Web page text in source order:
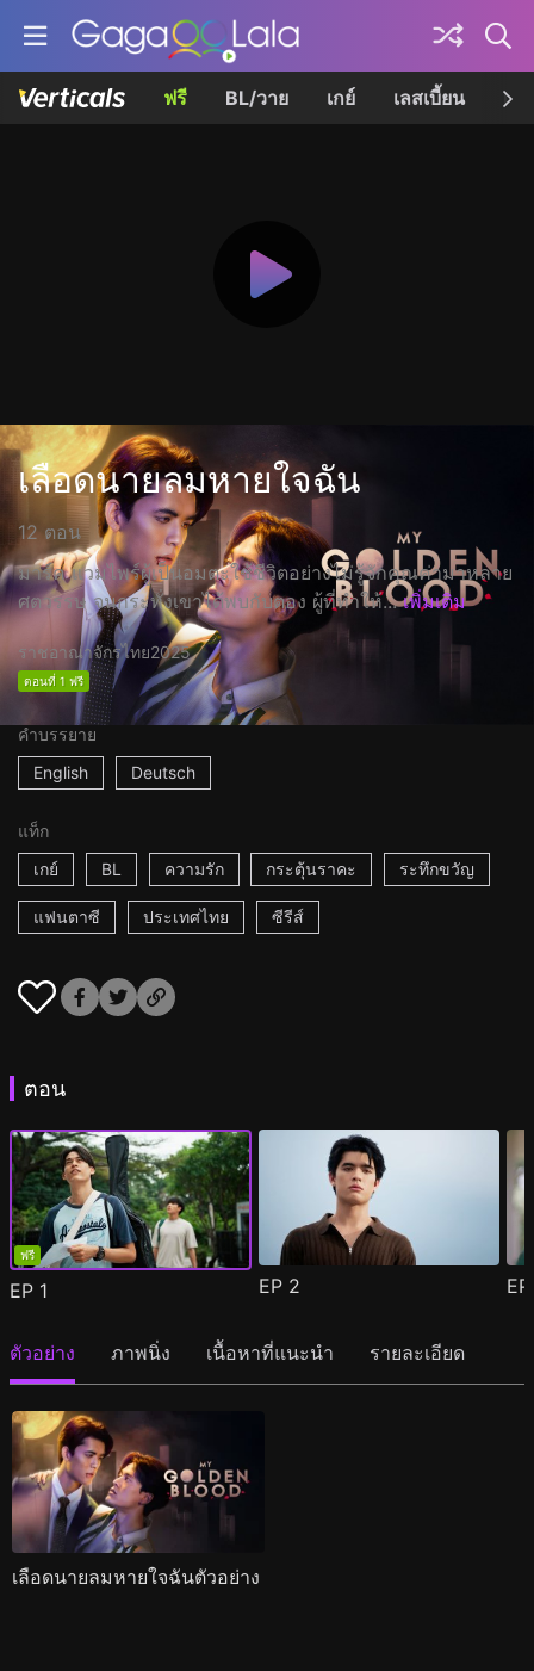
ฟรี BL/วาย เกย์ เลสเบี้ยน เค
เลือดนายลมหายใจฉัน
12 ตอน
มาร์ค แวมไพร์ผู้เป็นอมตะใช้ชีวิตอย่างไม่รู้จักคุณค่ามาหลาย
ศตวรรษ จนกระทั่งเขาได้พบกับตอง ผู้ที่ทำให้... เพิ่มเติม
ราชอาณาจักรไทย2025
ตอนที่ 1 ฟรี
คำบรรยาย
English
Deutsch
แท็ก
เกย์
BL ความรัก กระตุ้นราคะ ระทึกขวัญ
แฟนตาซี ประเทศไทย ซีรีส์
ตอน
ฟรี
EP 1 EP 2
ตัวอย่าง ภาพนิ่ง เนื้อหาที่แนะนำ รายละเอียด
เลือดนายลมหายใจฉันตัวอย่าง